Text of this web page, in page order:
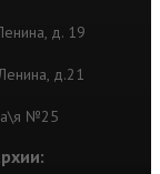
д. 19
д.21
а\я №25